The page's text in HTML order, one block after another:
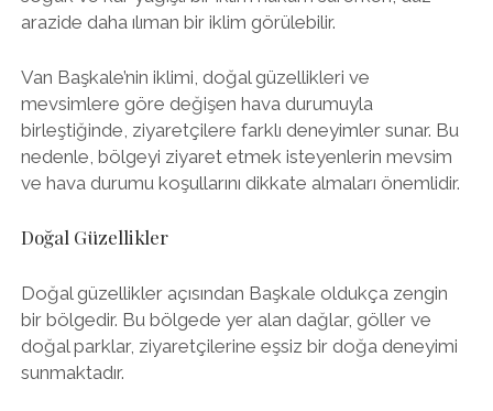
arazide daha ılıman bir iklim görülebilir.
Van Başkale’nin iklimi, doğal güzellikleri ve
mevsimlere göre değişen hava durumuyla
birleştiğinde, ziyaretçilere farklı deneyimler sunar. Bu
nedenle, bölgeyi ziyaret etmek isteyenlerin mevsim
ve hava durumu koşullarını dikkate almaları önemlidir.
Doğal Güzellikler
Doğal güzellikler açısından Başkale oldukça zengin
bir bölgedir. Bu bölgede yer alan dağlar, göller ve
doğal parklar, ziyaretçilerine eşsiz bir doğa deneyimi
sunmaktadır.